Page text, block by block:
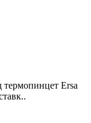
термопинцет Ersa